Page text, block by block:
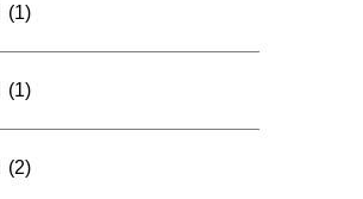
(1)
(1)
(2)